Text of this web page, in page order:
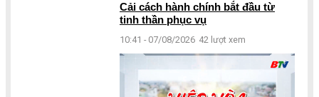
Cải cách hành chính bắt đầu từ
tinh thần phục vụ
10:41 - 07/08/2026 42 lượt xem